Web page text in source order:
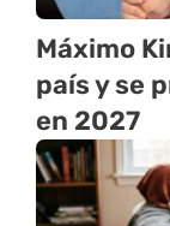
Máximo
país y se
en 2027